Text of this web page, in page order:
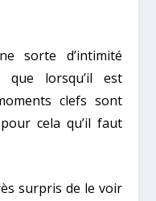
sorte d’intimité
que lorsqu’il est
clefs sont
cela qu’il faut
surpris de le voir